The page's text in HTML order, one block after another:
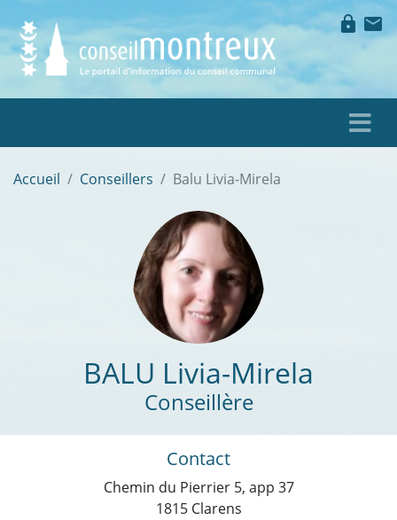
lock mail
Accueil Conseillers Balu Livia-Mirela
BALU Livia-Mirela
Conseillère
Contact
Chemin du Pierrier 5, app 37
1815 Clarens